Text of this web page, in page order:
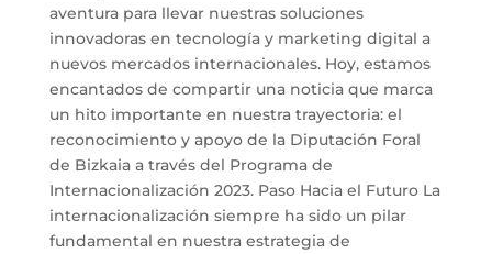
aventura para llevar nuestras soluciones
innovadoras en tecnología y marketing digital a
nuevos mercados internacionales. Hoy, estamos
encantados de compartir una noticia que marca
un hito importante en nuestra trayectoria: el
reconocimiento y apoyo de la Diputación Foral
de Bizkaia a través del Programa de
Internacionalización 2023. Paso Hacia el Futuro La
internacionalización siempre ha sido un pilar
fundamental en nuestra estrategia de